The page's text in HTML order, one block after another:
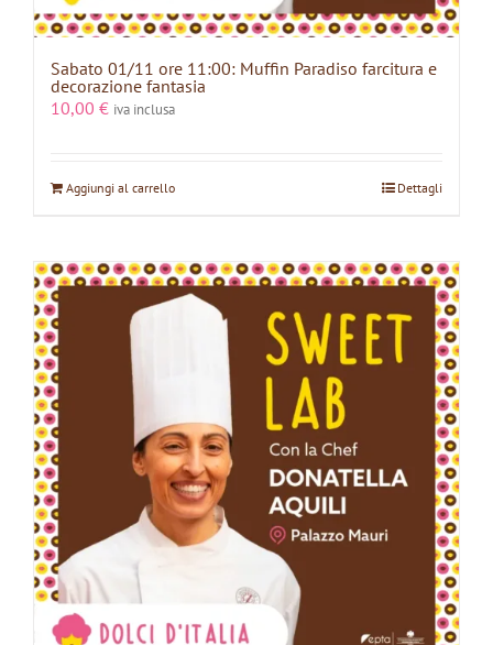
Sabato 01/11 ore 11:00: Muffin Paradiso farcitura e
decorazione fantasia
10,00 € iva inclusa
Aggiungi al carrello Dettagli